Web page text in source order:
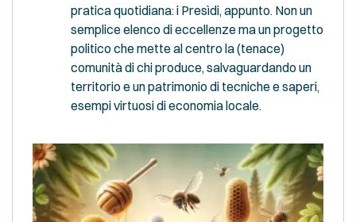
pratica quotidiana: i Presìdi, appunto. Non un
semplice elenco di eccellenze ma un progetto
politico che mette al centro la (tenace)
comunità di chi produce, salvaguardando un
territorio e un patrimonio di tecniche e saperi,
esempi virtuosi di economia locale.